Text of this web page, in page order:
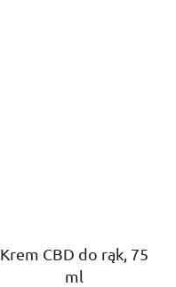
Krem CBD do rąk, 75
ml